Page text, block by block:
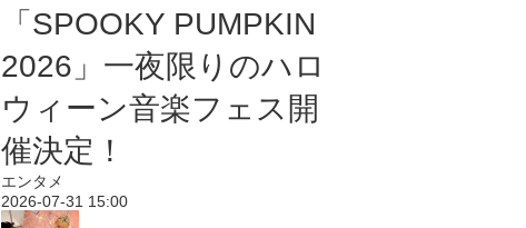
「SPOOKY PUMPKIN
2026」一夜限りのハロ
ウィーン音楽フェス開
催決定！
エンタメ
2026-07-31 15:00